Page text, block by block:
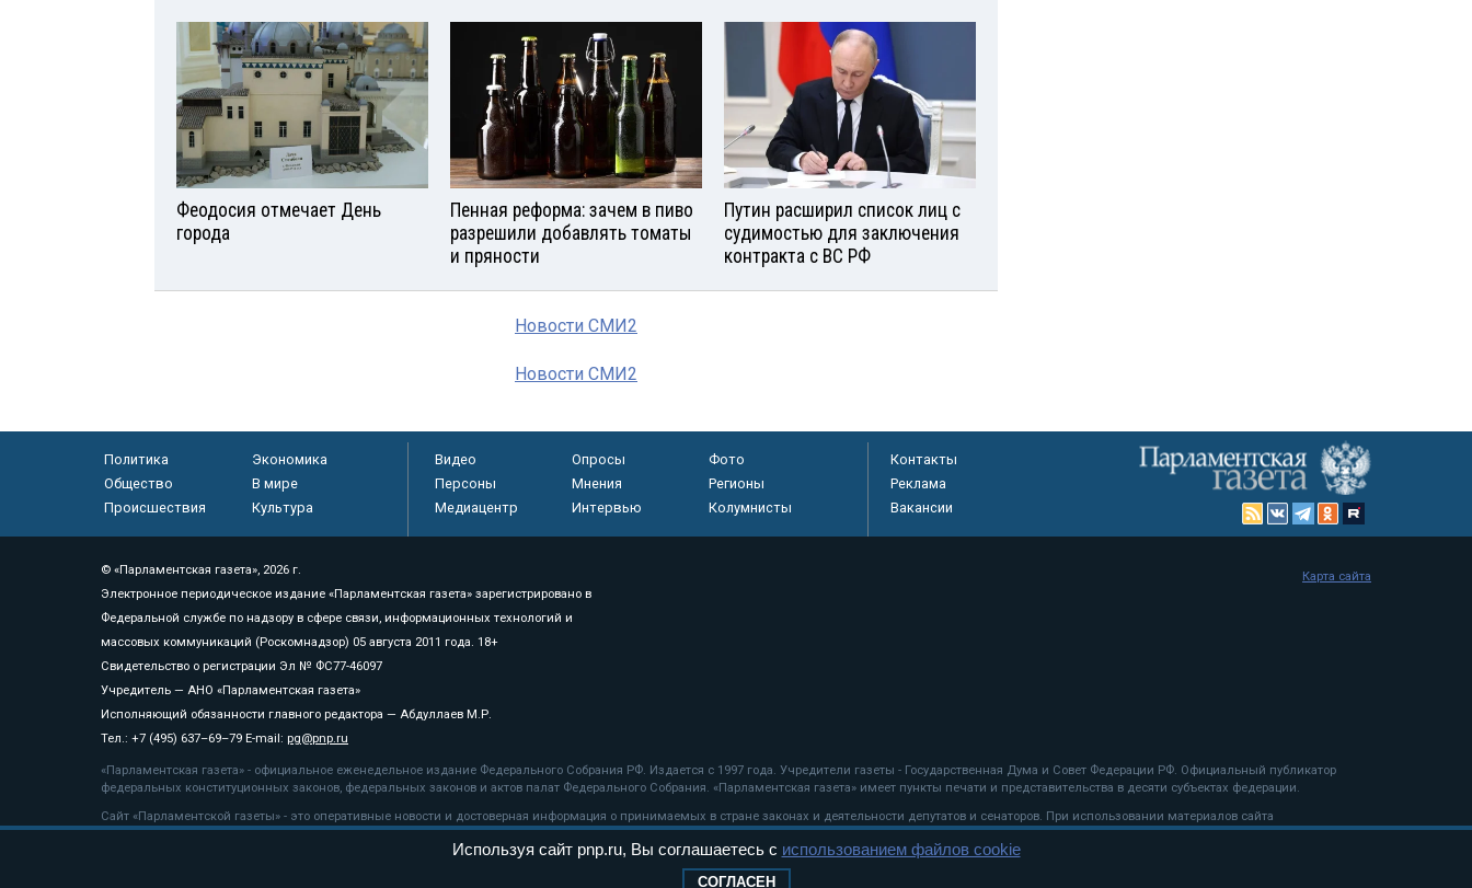
Феодосия отмечает День
города
Пенная реформа: зачем в пиво
разрешили добавлять томаты
и пряности
Путин расширил список лиц с
судимостью для заключения
контракта с ВС РФ
Новости СМИ2
Новости СМИ2
Политика
Экономика
Общество
В мире
Происшествия
Культура
Видео Опросы
Фото
Персоны
Мнения
Регионы
Медиацентр
Интервью Колумнисты
Контакты
Реклама
Вакансии
© «Парламентская газета», 2026 г.
Электронное периодическое издание «Парламентская газета» зарегистрировано в
Федеральной службе по надзору в сфере связи, информационных технологий и
массовых коммуникаций (Роскомнадзор) 05 августа 2011 года. 18+
Свидетельство о регистрации Эл № ФС77-46097
Учредитель — АНО «Парламентская газета»
Исполняющий обязанности главного редактора — Абдуллаев М.Р.
Тел.: +7 (495) 637–69–79 E-mail: pg@pnp.ru
«Парламентская газета» - официальное еженедельное издание Федерального Собрания РФ. Издается с 1997 года. Учредители газеты - Государственная Дума и Совет Федерации РФ. Официальный публикатор
федеральных конституционных законов, федеральных законов и актов палат Федерального Собрания. «Парламентская газета» имеет пункты печати и представительства в десяти субъектах федерации.
Сайт «Парламентской газеты» - это оперативные новости и достоверная информация о принимаемых в стране законах и деятельности депутатов и сенаторов. При использовании материалов сайта
«Парламентской газеты» активная ссылка на pnp.ru обязательна.
рекомендательные технологии
Карта сайта
Используя сайт pnp.ru, Вы соглашаетесь с использованием файлов cookie
СОГЛАСЕН